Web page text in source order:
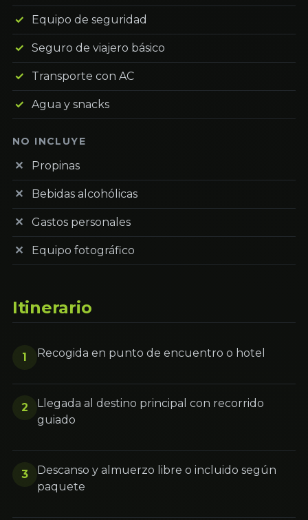
Equipo de seguridad
Seguro de viajero básico
Transporte con AC
Agua y snacks
NO INCLUYE
Propinas
Bebidas alcohólicas
Gastos personales
Equipo fotográfico
Itinerario
1 Recogida en punto de encuentro o hotel
2
Llegada al destino principal con recorrido
guiado
3
Descanso y almuerzo libre o incluido según
paquete